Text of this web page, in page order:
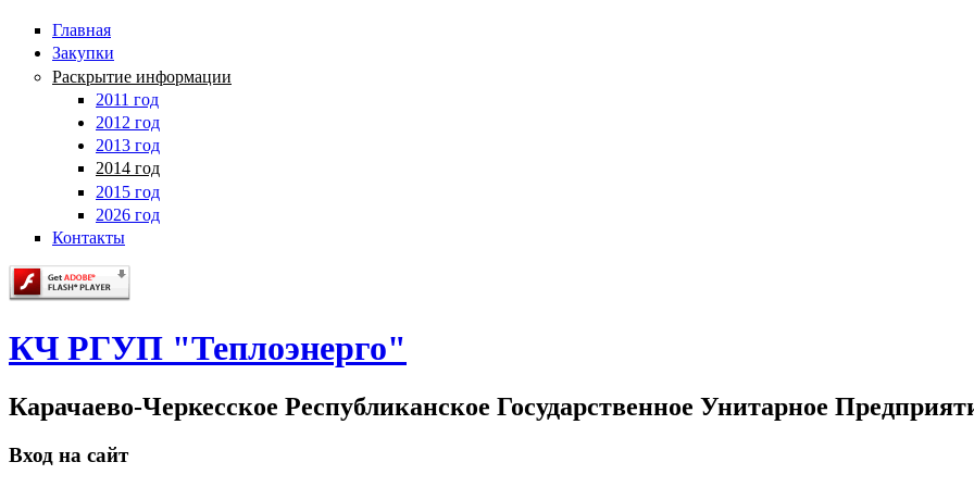
Главная
Закупки
Раскрытие информации
2011 год
2012 год
2013 год
2014 год
2015 год
2026 год
Контакты
КЧ РГУП "Теплоэнерго"
Карачаево-Черкесское Республиканское Государственное Унитарное
Вход на сайт